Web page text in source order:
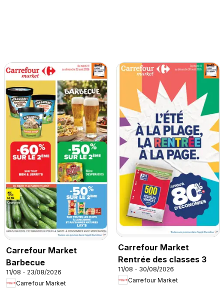
Carrefour Market
Barbecue
11/08 - 23/08/2026
Carrefour Market
Carrefour Market
Rentrée des classes 3
11/08 - 30/08/2026
Carrefour Market